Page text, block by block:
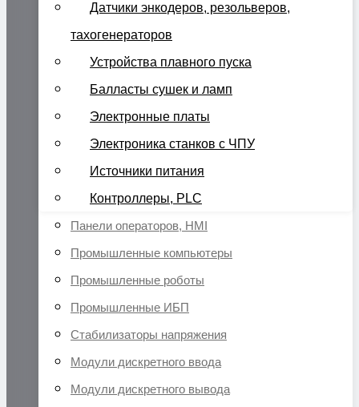
Датчики энкодеров, резольверов,
тахогенераторов
Устройства плавного пуска
Балласты сушек и ламп
Электронные платы
Электроника станков с ЧПУ
Источники питания
Контроллеры, PLC
Панели операторов, HMI
Промышленные компьютеры
Промышленные роботы
Промышленные ИБП
Стабилизаторы напряжения
Модули дискретного ввода
Модули дискретного вывода